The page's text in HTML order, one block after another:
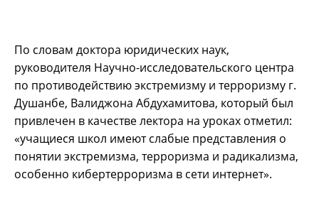
По словам доктора юридических наук,
руководителя Научно-исследовательского центра
по противодействию экстремизму и терроризму г.
Душанбе, Валиджона Абдухамитова, который был
привлечен в качестве лектора на уроках отметил:
«учащиеся школ имеют слабые представления о
понятии экстремизма, терроризма и радикализма,
особенно кибертерроризма в сети интернет».